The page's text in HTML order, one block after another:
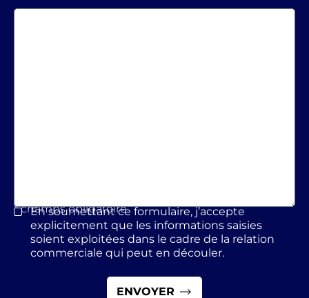
* champs obligatoire
En soumettant ce formulaire, j’accepte
explicitement que les informations saisies
soient exploitées dans le cadre de la relation
commerciale qui peut en découler.